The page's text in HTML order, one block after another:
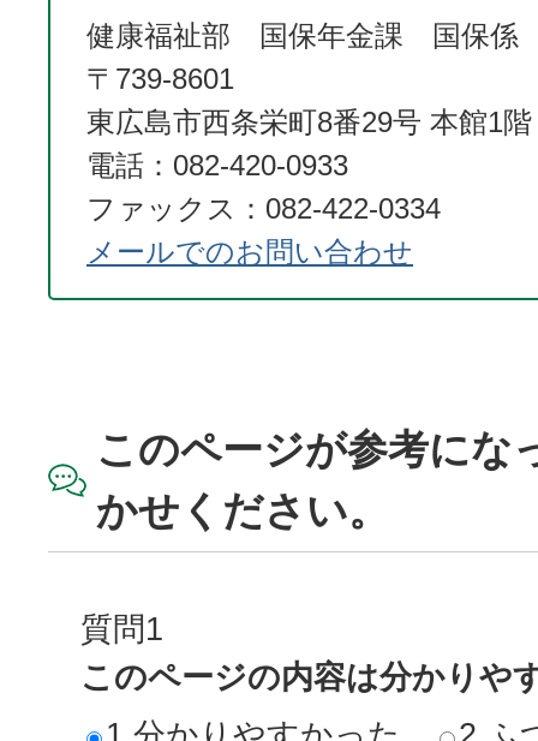
健康福祉部 国保年金課 国保係
〒739-8601
東広島市西条栄町8番29号 本館1階
電話：082-420-0933
ファックス：082-422-0334
メールでのお問い合わせ
このページが参考にな
かせください。
質問1
このページの内容は分かりや